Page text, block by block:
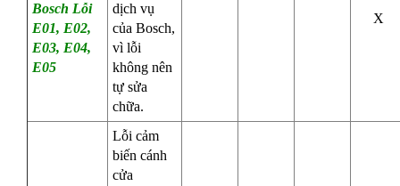
Bosch Lỗi
E01, E02,
E03, E04,
E05
dịch vụ
của Bosch,
vì lỗi
không nên
tự sửa
chữa.
X
Lỗi cảm
biến cánh
cửa